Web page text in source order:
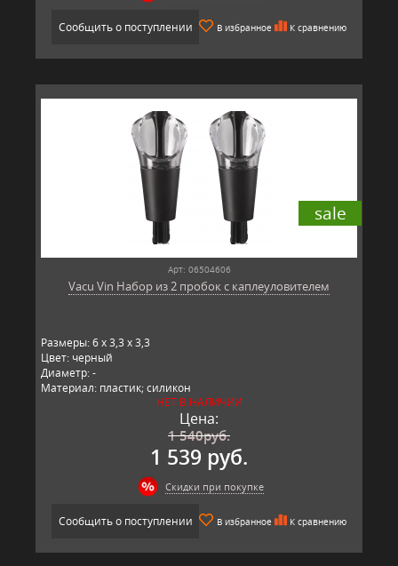
Сообщить о поступлении В избранное К сравнению
sale
Арт: 06504606
Vacu Vin Набор из 2 пробок с каплеуловителем
Размеры: 6 x 3,3 x 3,3
Цвет: черный
Диаметр: -
Материал: пластик; силикон
Производитель: Vacu Vin, Польша
НЕТ В НАЛИЧИИ
Цена:
1 540руб.
1 539 руб.
Скидки при покупке
Сообщить о поступлении В избранное К сравнению